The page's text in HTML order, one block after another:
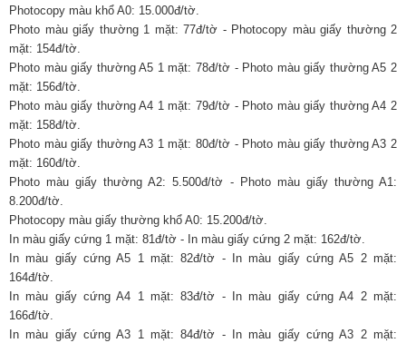
Photocopy màu khổ A0: 15.000đ/tờ.
Photo màu giấy thường 1 mặt: 77đ/tờ - Photocopy màu giấy thường 2
mặt: 154đ/tờ.
Photo màu giấy thường A5 1 mặt: 78đ/tờ - Photo màu giấy thường A5 2
mặt: 156đ/tờ.
Photo màu giấy thường A4 1 mặt: 79đ/tờ - Photo màu giấy thường A4 2
mặt: 158đ/tờ.
Photo màu giấy thường A3 1 mặt: 80đ/tờ - Photo màu giấy thường A3 2
mặt: 160đ/tờ.
Photo màu giấy thường A2: 5.500đ/tờ - Photo màu giấy thường A1:
8.200đ/tờ.
Photocopy màu giấy thường khổ A0: 15.200đ/tờ.
In màu giấy cứng 1 mặt: 81đ/tờ - In màu giấy cứng 2 mặt: 162đ/tờ.
In màu giấy cứng A5 1 mặt: 82đ/tờ - In màu giấy cứng A5 2 mặt:
164đ/tờ.
In màu giấy cứng A4 1 mặt: 83đ/tờ - In màu giấy cứng A4 2 mặt:
166đ/tờ.
In màu giấy cứng A3 1 mặt: 84đ/tờ - In màu giấy cứng A3 2 mặt: